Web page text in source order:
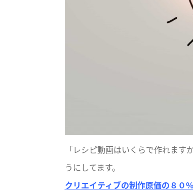
「レシピ動画はいくらで作れま
うにしてます。
クリエイティブの制作原価の８０